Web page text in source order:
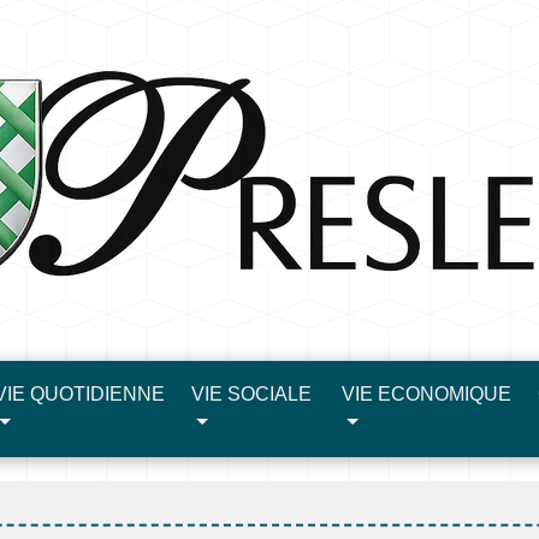
QUOTIDIENNE VIE SOCIALE VIE ECONOMIQUE